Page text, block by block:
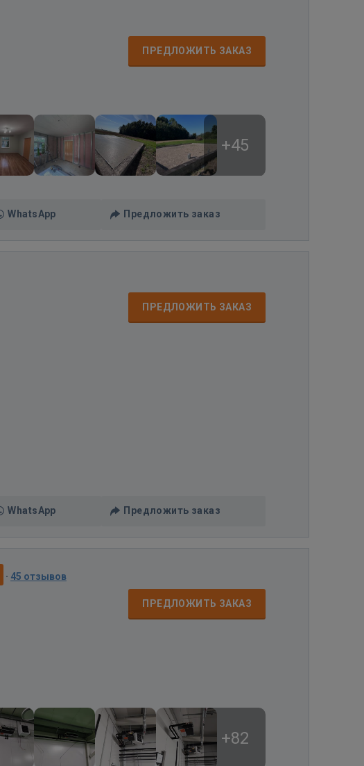
ПРЕДЛОЖИТЬ ЗАКАЗ
+45
WhatsApp Предложить заказ
ПРЕДЛОЖИТЬ ЗАКАЗ
WhatsApp Предложить заказ
· 45 отзывов
ПРЕДЛОЖИТЬ ЗАКАЗ
+82